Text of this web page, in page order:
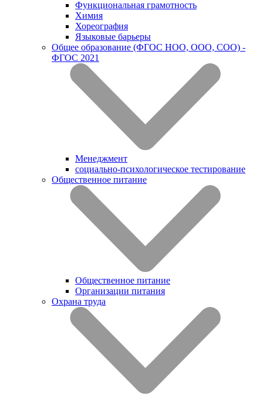
Функциональная грамотность
Химия
Хореография
Языковые барьеры
Общее образование (ФГОС НОО, ООО, СОО) -
ФГОС 2021
Менеджмент
социально-психологическое тестирование
Общественное питание
Общественное питание
Организации питания
Охрана труда